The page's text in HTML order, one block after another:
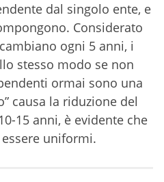
dal singolo ente, e
Considerato
ogni 5 anni, i
stesso modo se non
ormai sono una
causa la riduzione del
15 anni, è evidente che
uniformi.